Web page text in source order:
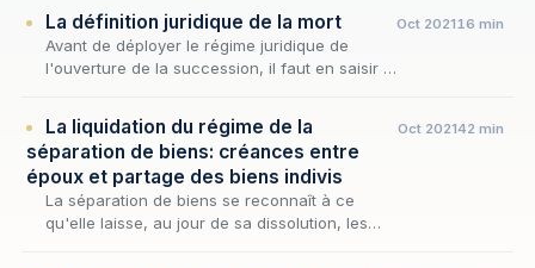
La définition juridique de la mort
Avant de déployer le régime juridique de
l'ouverture de la succession, il faut en saisir le
Oct 202116 min
La liquidation du régime de la
séparation de biens: créances entre
époux et partage des biens indivis
La séparation de biens se reconnaît à ce
qu'elle laisse, au jour de sa dissolution, les
Oct 202142 min